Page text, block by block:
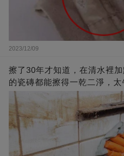
2023/12/09
擦了30年才知道，在清水裡
的瓷磚都能擦得一乾二淨，太